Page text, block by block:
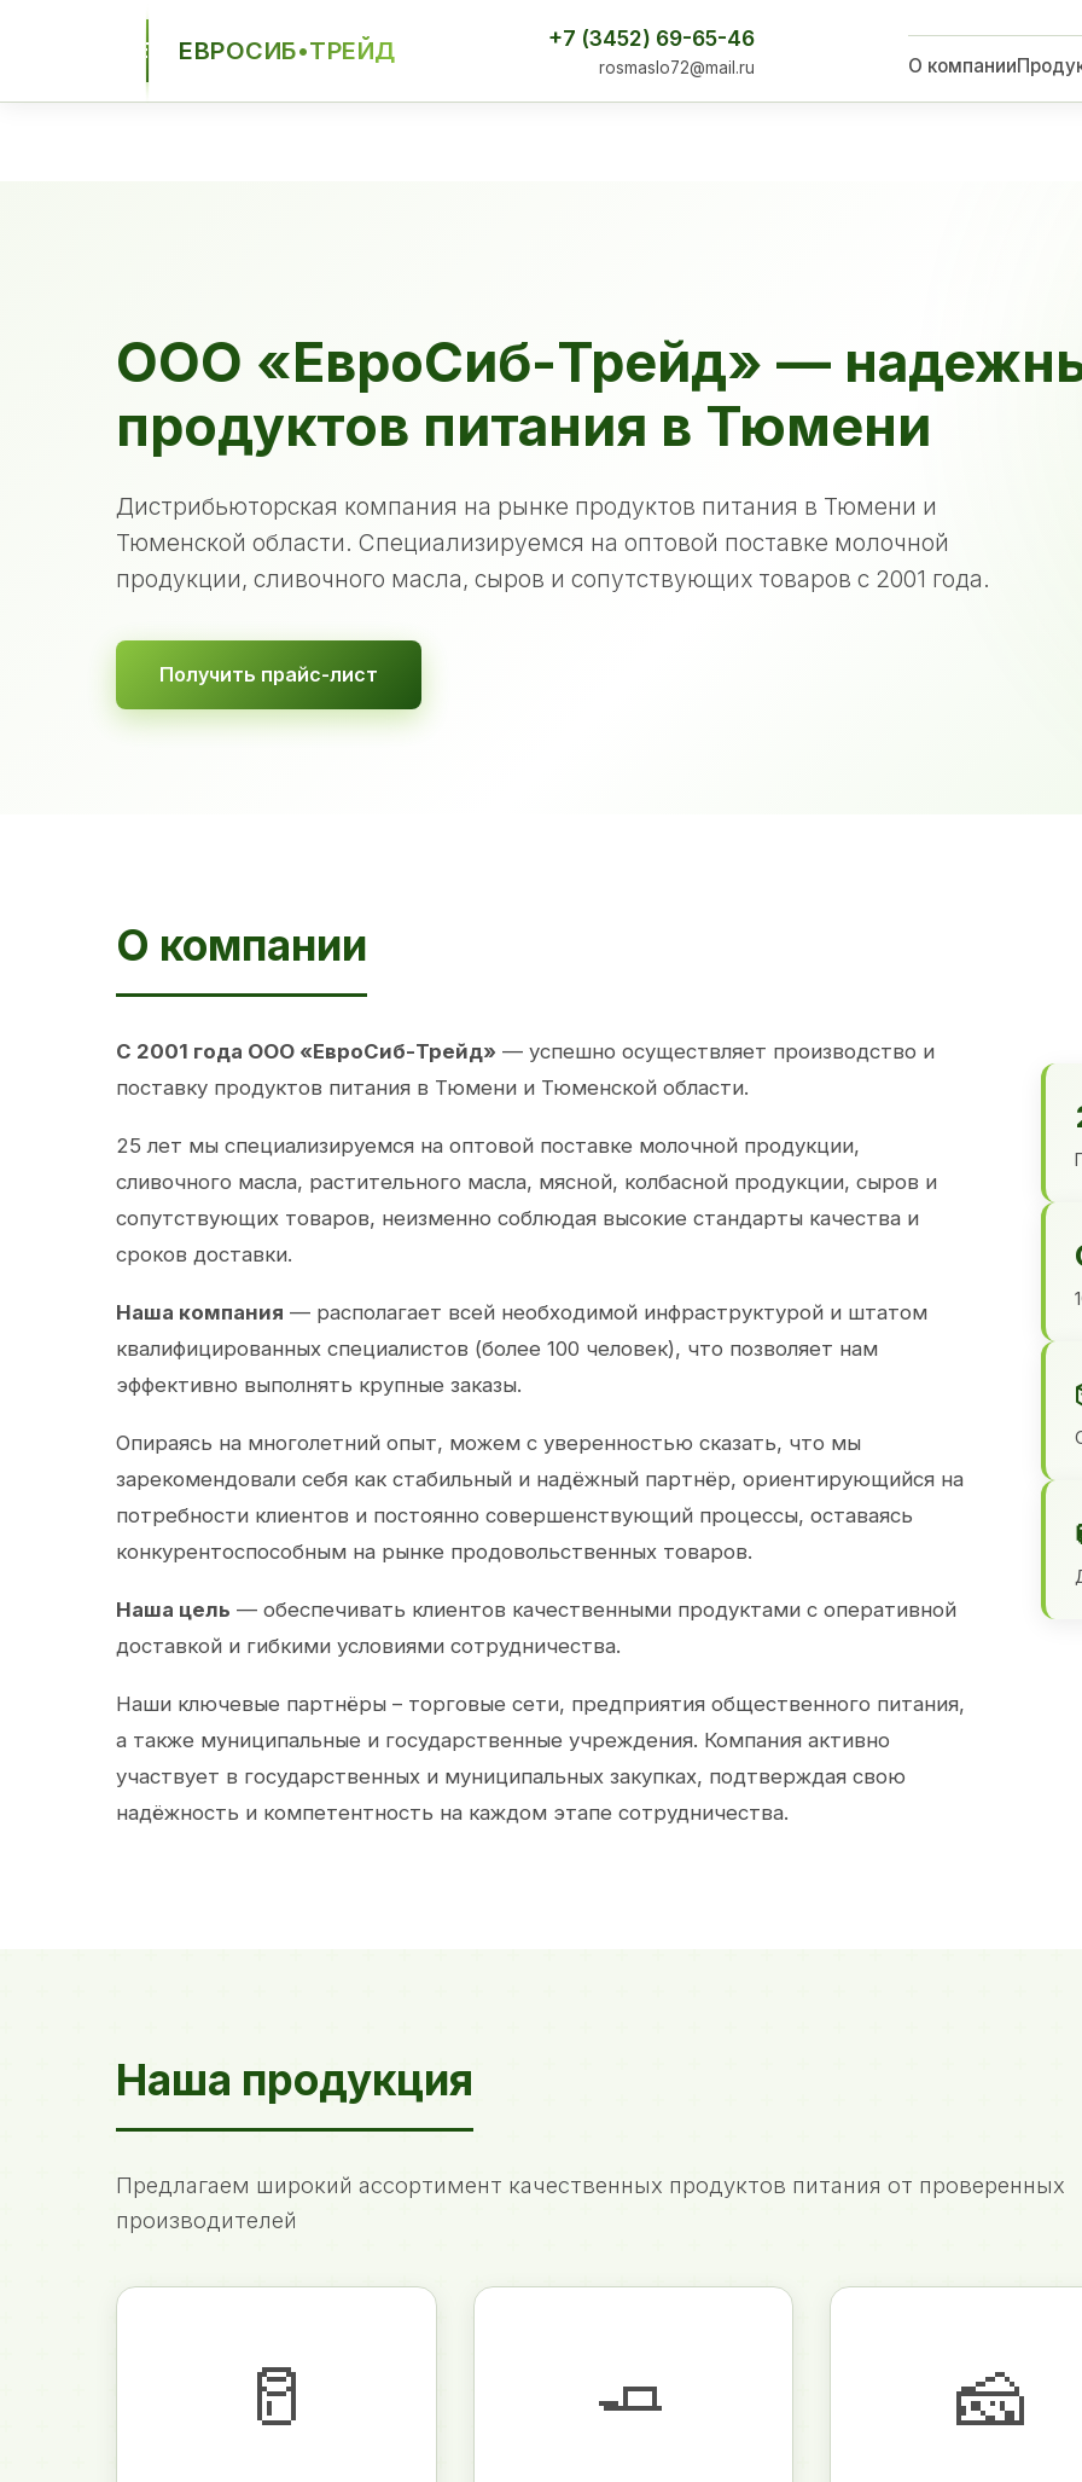
ЕСТ ЕВРОСИБ•ТРЕЙД +7 (3452) 69-65-46
rosmaslo72@mail.ru О компании
ООО «ЕвроСиб-Трейд» —
продуктов питания в Тюмени
Дистрибьюторская компания на рынке продуктов питания в Тюмени и
Тюменской области. Специализируемся на оптовой поставке молочной
продукции, сливочного масла, сыров и сопутствующих товаров с 2001 года.
Получить прайс-лист
О компании
С 2001 года ООО «ЕвроСиб-Трейд» — успешно осуществляет производство и
поставку продуктов питания в Тюмени и Тюменской области.
25 лет мы специализируемся на оптовой поставке молочной продукции,
сливочного масла, растительного масла, мясной, колбасной продукции, сыров и
сопутствующих товаров, неизменно соблюдая высокие стандарты качества и
сроков доставки.
Наша компания — располагает всей необходимой инфраструктурой и штатом
квалифицированных специалистов (более 100 человек), что позволяет нам
эффективно выполнять крупные заказы.
Опираясь на многолетний опыт, можем с уверенностью сказать, что мы
зарекомендовали себя как стабильный и надёжный партнёр, ориентирующийся на
потребности клиентов и постоянно совершенствующий процессы, оставаясь
конкурентоспособным на рынке продовольственных товаров.
Наша цель — обеспечивать клиентов качественными продуктами с оперативной
доставкой и гибкими условиями сотрудничества.
Наши ключевые партнёры – торговые сети, предприятия общественного питания,
а также муниципальные и государственные учреждения. Компания активно
участвует в государственных и муниципальных закупках, подтверждая свою
надёжность и компетентность на каждом этапе сотрудничества.
Наша продукция
Предлагаем широкий ассортимент качественных продуктов питания от проверенных
производителей
🥛 🧈 🧀